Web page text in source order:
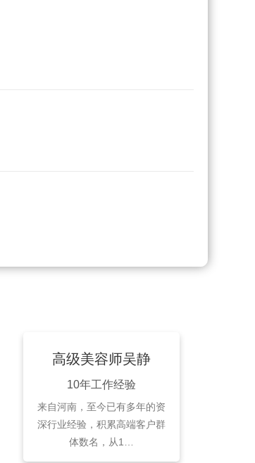
高级美容师吴静
10年工作经验
来自河南，至今已有多年的资
深行业经验，积累高端客户群
体数名，从1…